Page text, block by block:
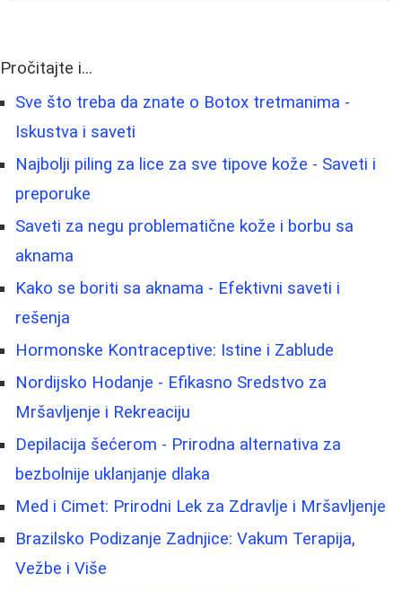
Pročitajte i...
Sve što treba da znate o Botox tretmanima -
Iskustva i saveti
Najbolji piling za lice za sve tipove kože - Saveti i
preporuke
Saveti za negu problematične kože i borbu sa
aknama
Kako se boriti sa aknama - Efektivni saveti i
rešenja
Hormonske Kontraceptive: Istine i Zablude
Nordijsko Hodanje - Efikasno Sredstvo za
Mršavljenje i Rekreaciju
Depilacija šećerom - Prirodna alternativa za
bezbolnije uklanjanje dlaka
Med i Cimet: Prirodni Lek za Zdravlje i Mršavljenje
Brazilsko Podizanje Zadnjice: Vakum Terapija,
Vežbe i Više